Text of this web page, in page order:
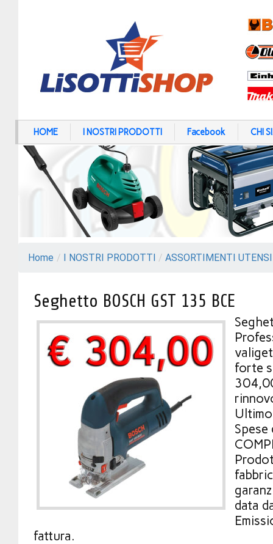
HOME I NOSTRI PRODOTTI Facebook CHI
Home / I NOSTRI PRODOTTI / ASSORTIMENTI
Seghetto BOSCH GST 135 BCE
forte
Spese
data
fattura.